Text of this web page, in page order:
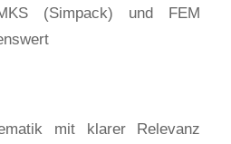
(Simpack) und FEM
mit klarer Relevanz